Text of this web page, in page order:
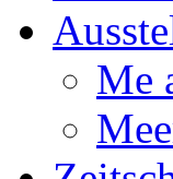
Me